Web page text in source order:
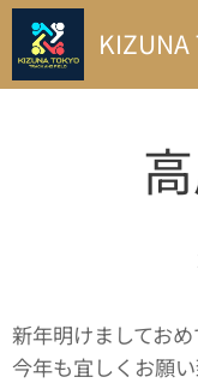
KIZUNA
新年明けましてお
今年も宜しくお願い